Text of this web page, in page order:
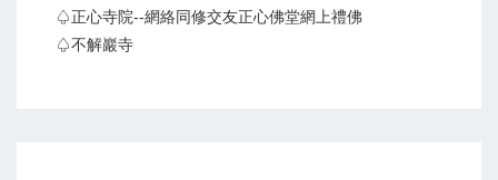
♤正心寺院--網絡同修交友正心佛堂網上禮佛
♤不解巖寺